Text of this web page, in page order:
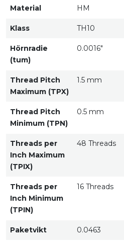
Material HM
Klass TH10
Hörnradie
(tum)
0.0016"
Thread Pitch
Maximum (TPX)
1.5 mm
Thread Pitch
Minimum (TPN)
0.5 mm
Threads per
Inch Maximum
(TPIX)
48 Threads
Threads per
Inch Minimum
(TPIN)
16 Threads
Paketvikt 0.0463